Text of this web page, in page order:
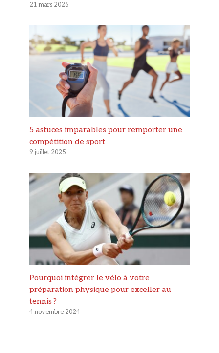
21 mars 2026
5 astuces imparables pour remporter une
compétition de sport
9 juillet 2025
Pourquoi intégrer le vélo à votre
préparation physique pour exceller au
tennis ?
4 novembre 2024